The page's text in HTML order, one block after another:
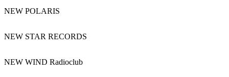
NEW POLARIS
NEW STAR RECORDS
NEW WIND Radioclub